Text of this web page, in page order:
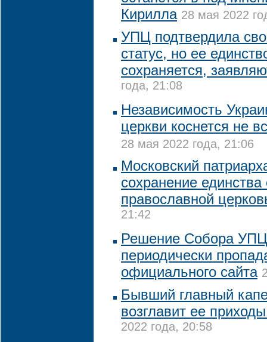
Кирилла 28 мая 2022
УПЦ подтвердила
статус, но ее
сохраняется,
года, 21:08
Независимость
церкви коснется не
28 мая 2022 года, 21:06
Московский
сохранение единства
православной
21:42
Решение Собора УПЦ
периодически
официального сайта
Бывший главный
возглавит ее
2022 года, 20:58